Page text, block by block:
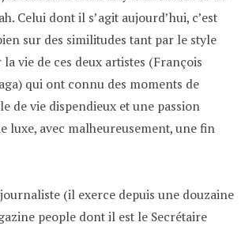
Celui dont il s’agit aujourd’hui, c’est
sur des similitudes tant par le style
la vie de ces deux artistes (François
qui ont connu des moments de
de vie dispendieux et une passion
luxe, avec malheureusement, une fin
(il exerce depuis une douzaine
people dont il est le Secrétaire